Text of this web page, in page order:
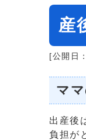
産
[公開日
マ
出産後
負担が